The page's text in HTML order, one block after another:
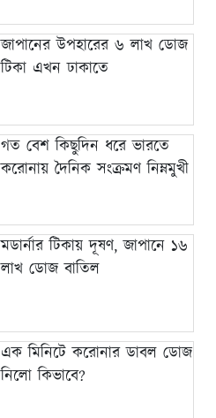
জাপানের উপহারের ৬ লাখ ডোজ
টিকা এখন ঢাকাতে
গত বেশ কিছুদিন ধরে ভারতে
করোনায় দৈনিক সংক্রমণ নিম্নমুখী
মডার্নার টিকায় দূষণ, জাপানে ১৬
লাখ ডোজ বাতিল
এক মিনিটে করোনার ডাবল ডোজ
নিলো কিভাবে?